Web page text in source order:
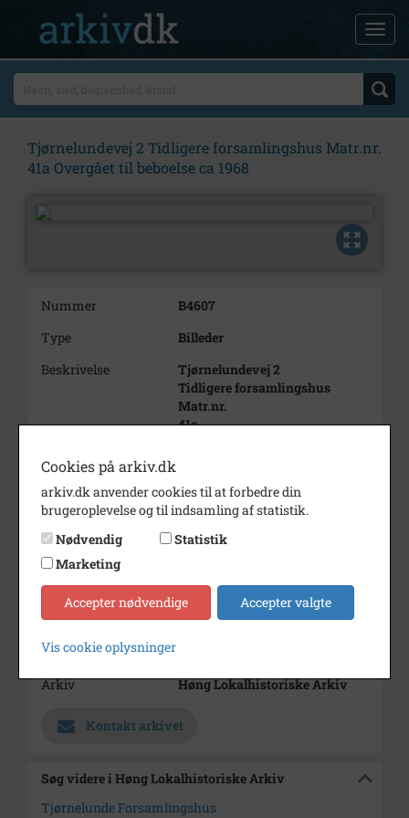
Tjørnelundevej 2 Tidligere forsamlingshus Matr.nr.
41a Overgået til beboelse ca 1968
Nummer
B4607
Type
Billeder
Beskrivelse
Tjørnelundevej 2
Tidligere forsamlingshus
Matr.nr.
41a
Periode
Dateringsnote
efter 1968
Fotograf
Ukendt
Se på kort
Type
Sogn (1000-2050)
Arkiv
Høng Lokalhistoriske Arkiv
Kontakt arkivet
Søg videre i Høng Lokalhistoriske Arkiv
Tjørnelunde Forsamlingshus
Cookies på arkiv.dk
arkiv.dk anvender cookies til at forbedre din
brugeroplevelse og til indsamling af statistik.
Nødvendig
Statistik
Marketing
Accepter nødvendige Accepter valgte
Vis cookie oplysninger